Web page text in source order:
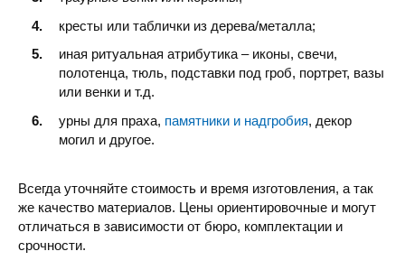
кресты или таблички из дерева/металла;
иная ритуальная атрибутика – иконы, свечи,
полотенца, тюль, подставки под гроб, портрет, вазы
или венки и т.д.
урны для праха, памятники и надгробия, декор
могил и другое.
Всегда уточняйте стоимость и время изготовления, а так
же качество материалов. Цены ориентировочные и могут
отличаться в зависимости от бюро, комплектации и
срочности.